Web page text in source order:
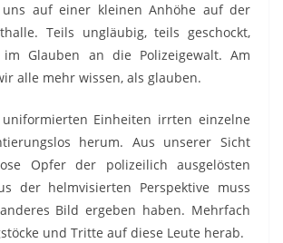
uns auf einer kleinen Anhöhe auf der
Teils ungläubig, teils geschockt,
Glauben an die Polizeigewalt. Am
alle mehr wissen, als glauben.
Einheiten irrten einzelne
herum. Aus unserer Sicht
Opfer der polizeilich ausgelösten
der helmvisierten Perspektive muss
Bild ergeben haben. Mehrfach
und Tritte auf diese Leute herab.